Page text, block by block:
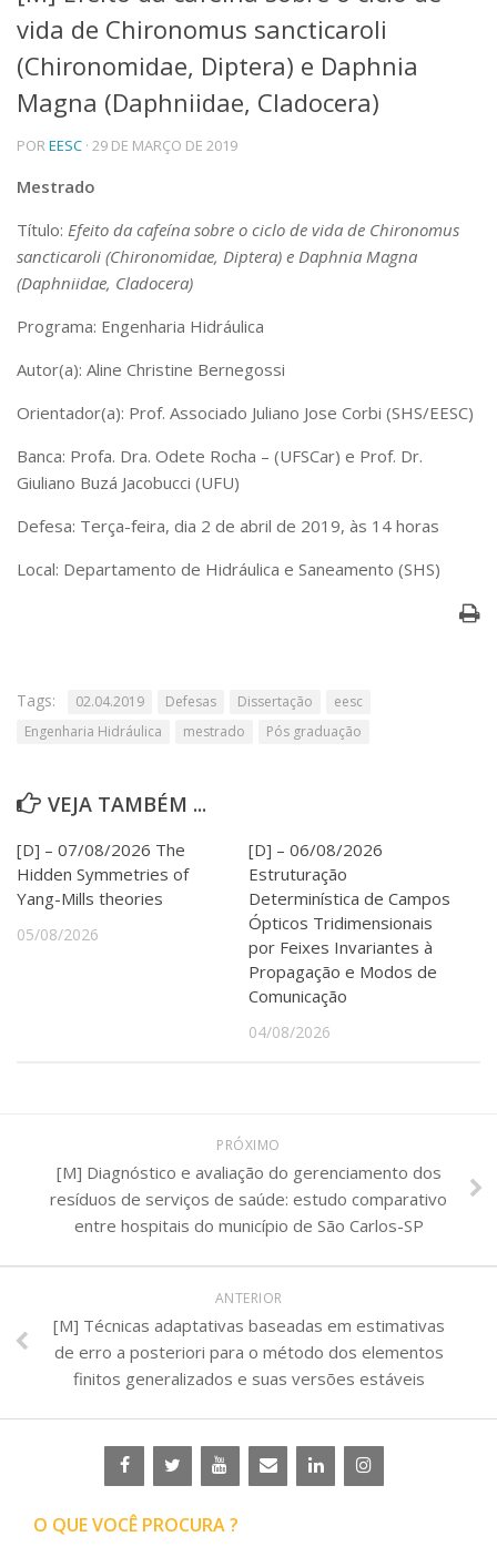
Telefones e Mapas
Pessoas
Ensino
Graduação
Educação a distância
Cursos de Extensão
Linhas de Pesquisa
Centros, Núcleos e Projetos em Rede
Pós-doutorado
Iniciação Científica
Transferência de Tecnologia
Empresas Juniores
Projetos, Programas e Cursos
Artes, Cultura e Esportes
Museus e Espaços Interativos
Bibliotecas
Apoio ao Estudante
Segurança, Trânsito e Prevenção
Assessorias e Mídias
Aplicativos e Sites
Defesa de Teses
vida de Chironomus sancticaroli
(Chironomidae, Diptera) e Daphnia
Magna (Daphniidae, Cladocera)
POREESC · 29 DE MARÇO DE 2019
Mestrado
Título: Efeito da cafeína sobre o ciclo de vida de Chironomus
sancticaroli (Chironomidae, Diptera) e Daphnia Magna
(Daphniidae, Cladocera)
Programa: Engenharia Hidráulica
Autor(a): Aline Christine Bernegossi
Orientador(a): Prof. Associado Juliano Jose Corbi (SHS/EESC)
Banca: Profa. Dra. Odete Rocha – (UFSCar) e Prof. Dr.
Giuliano Buzá Jacobucci (UFU)
Defesa: Terça-feira, dia 2 de abril de 2019, às 14 horas
Local: Departamento de Hidráulica e Saneamento (SHS)
Tags: 02.04.2019 Defesas Dissertação
eesc
Engenharia Hidráulica
mestrado Pós graduação
VEJA TAMBÉM ...
[D] – 07/08/2026 The
Hidden Symmetries of
Yang-Mills theories
05/08/2026
[D] – 06/08/2026
Estruturação
Determinística de Campos
Ópticos Tridimensionais
por Feixes Invariantes à
Propagação e Modos de
Comunicação
04/08/2026
PRÓXIMO
[M] Diagnóstico e avaliação do gerenciamento dos
resíduos de serviços de saúde: estudo comparativo
entre hospitais do município de São Carlos-SP
ANTERIOR
[M] Técnicas adaptativas baseadas em estimativas
de erro a posteriori para o método dos elementos
finitos generalizados e suas versões estáveis
O QUE VOCÊ PROCURA ?